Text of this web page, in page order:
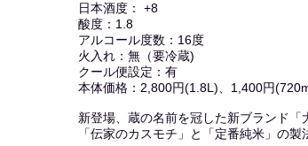
日本酒度： +8
酸度：1.8
アルコール度数：16度
火入れ：無（要冷蔵)
クール便設定：有
本体価格：2,800円(1.8L)、1,400円
新登場、蔵の名前を冠した新ブランド「
「伝家のカスモチ」と「定番純米」の